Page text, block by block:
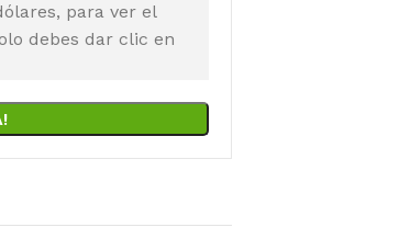
para ver el
debes dar clic en